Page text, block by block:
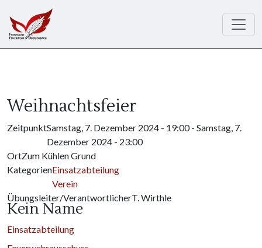
Weihnachtsfeier
ZeitpunktSamstag, 7. Dezember 2024 - 19:00- Samstag, 7.
Dezember 2024 - 23:00
OrtZum Kühlen Grund
KategorienEinsatzabteilung
Verein
Übungsleiter/VerantwortlicherT. Wirthle
Kein Name
Einsatzabteilung